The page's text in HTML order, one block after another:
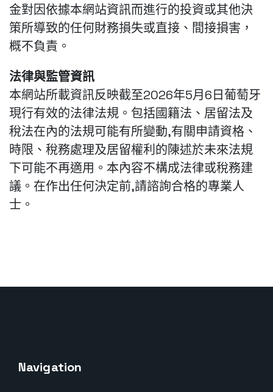
金對因依據本網站資訊而進行的投資或其他決
策所導致的任何財務損失或直接、間接損害，
概不負責。
法律與監管資訊
本網站所載資訊反映截至2026年5月6日葡萄牙
現行有效的法律法規。包括國籍法、居留法及
稅法在內的法規可能有所變動,有關申請資格、
時限、稅務處理及居留權利的陳述於未來法規
下可能不再適用。本內容不構成法律或稅務建
議。在作出任何決定前,請諮詢合格的專業人
士。
Navigation